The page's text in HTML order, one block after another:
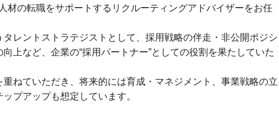
材の転職をサポートするリクルーティングアドバイザーをお任
レントストラテジストとして、採用戦略の伴走・非公開ポジシ
上など、企業の“採用パートナー”としての役割を果たしていた
ねていただき、将来的には育成・マネジメント、事業戦略の立
プアップも想定しています。